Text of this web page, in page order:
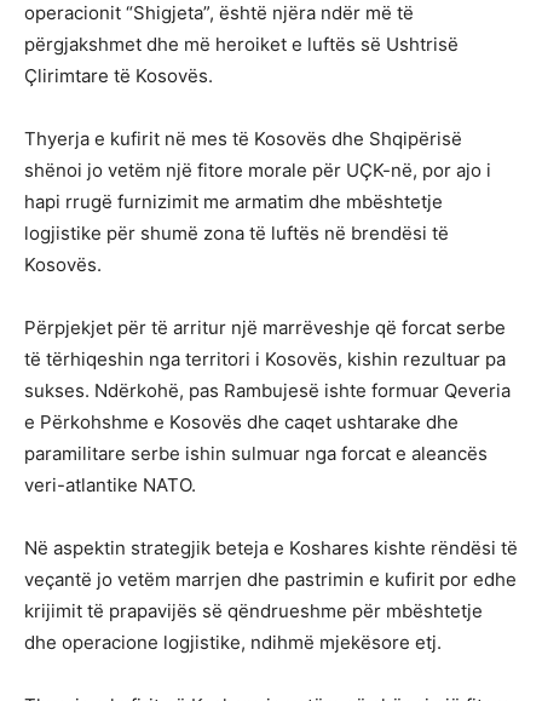
operacionit “Shigjeta”, është njëra ndër më të
përgjakshmet dhe më heroiket e luftës së Ushtrisë
Çlirimtare të Kosovës.
Thyerja e kufirit në mes të Kosovës dhe Shqipërisë
shënoi jo vetëm një fitore morale për UÇK-në, por ajo i
hapi rrugë furnizimit me armatim dhe mbështetje
logjistike për shumë zona të luftës në brendësi të
Kosovës.
Përpjekjet për të arritur një marrëveshje që forcat serbe
të tërhiqeshin nga territori i Kosovës, kishin rezultuar pa
sukses. Ndërkohë, pas Rambujesë ishte formuar Qeveria
e Përkohshme e Kosovës dhe caqet ushtarake dhe
paramilitare serbe ishin sulmuar nga forcat e aleancës
veri-atlantike NATO.
Në aspektin strategjik beteja e Koshares kishte rëndësi të
veçantë jo vetëm marrjen dhe pastrimin e kufirit por edhe
krijimit të prapavijës së qëndrueshme për mbështetje
dhe operacione logjistike, ndihmë mjekësore etj.